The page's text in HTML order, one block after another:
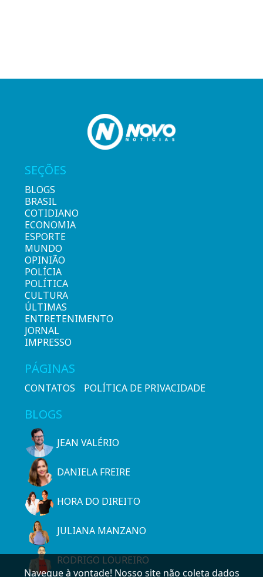
SEÇÕES
BLOGS
BRASIL
COTIDIANO
ECONOMIA
ESPORTE
MUNDO
OPINIÃO
POLÍCIA
POLÍTICA
CULTURA
ÚLTIMAS
ENTRETENIMENTO
JORNAL
IMPRESSO
PÁGINAS
CONTATOS POLÍTICA DE PRIVACIDADE
BLOGS
JEAN VALÉRIO
DANIELA FREIRE
HORA DO DIREITO
JULIANA MANZANO
RODRIGO LOUREIRO
Navegue à vontade! Nosso site não coleta dados